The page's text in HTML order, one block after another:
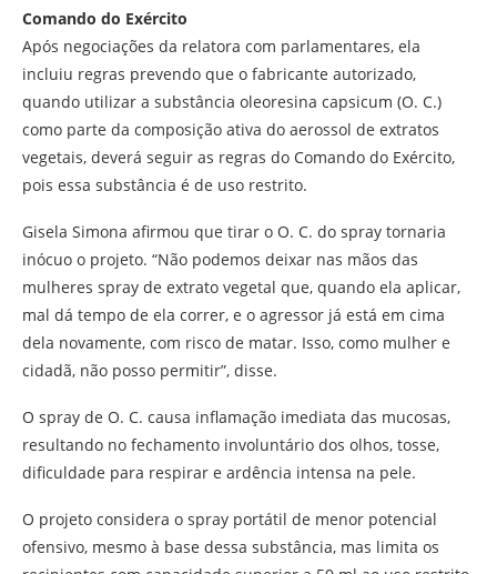
Comando do Exército
Após negociações da relatora com parlamentares, ela
incluiu regras prevendo que o fabricante autorizado,
quando utilizar a substância oleoresina capsicum (O. C.)
como parte da composição ativa do aerossol de extratos
vegetais, deverá seguir as regras do Comando do Exército,
pois essa substância é de uso restrito.
Gisela Simona afirmou que tirar o O. C. do spray tornaria
inócuo o projeto. “Não podemos deixar nas mãos das
mulheres spray de extrato vegetal que, quando ela aplicar,
mal dá tempo de ela correr, e o agressor já está em cima
dela novamente, com risco de matar. Isso, como mulher e
cidadã, não posso permitir”, disse.
O spray de O. C. causa inflamação imediata das mucosas,
resultando no fechamento involuntário dos olhos, tosse,
dificuldade para respirar e ardência intensa na pele.
O projeto considera o spray portátil de menor potencial
ofensivo, mesmo à base dessa substância, mas limita os